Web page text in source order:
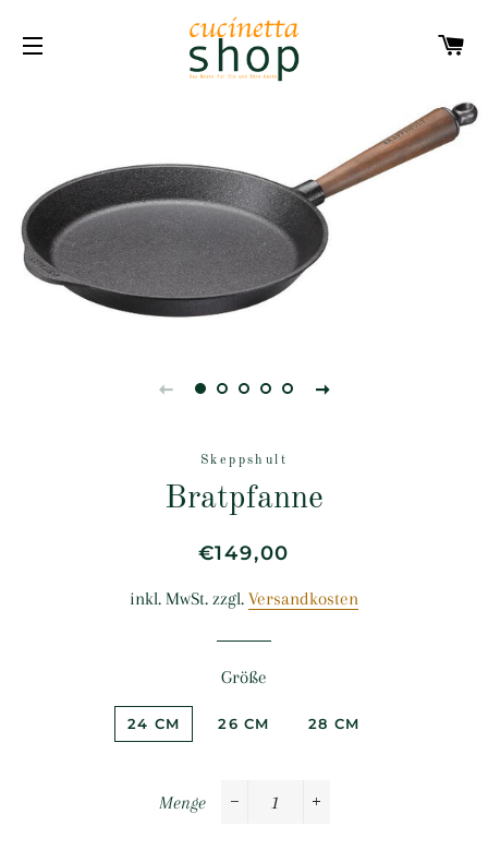
SEITENNAVIGATION
Skeppshult
Bratpfanne
Normaler
Sonderpreis
€149,00
inkl. MwSt. zzgl. Versandkosten
Größe
24 CM 26 CM 28 CM
Menge